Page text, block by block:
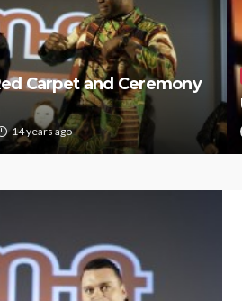
Carpet and Ceremony
14 years ago